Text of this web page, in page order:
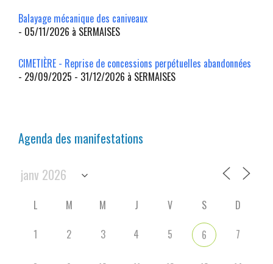
Balayage mécanique des caniveaux
- 05/11/2026 à SERMAISES
CIMETIÈRE - Reprise de concessions perpétuelles abandonnées
- 29/09/2025 - 31/12/2026 à SERMAISES
Agenda des manifestations
L M M J V S
D
1
2 3 4 5 6 7